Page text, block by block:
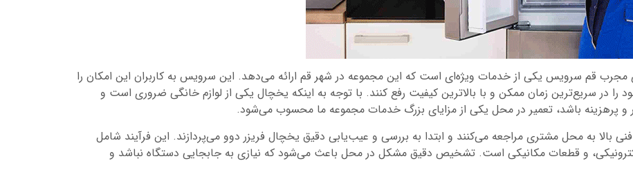
قم سرویس یکی از خدمات ویژه‌ای است که این مجموعه در شهر قم ارائه می‌دهد. این سرویس به کاربران این امکان را
در سریع‌ترین زمان ممکن و با بالاترین کیفیت رفع کنند. با توجه به اینکه یخچال یکی از لوازم خانگی ضروری است و
و پرهزینه باشد، تعمیر در محل یکی از مزایای بزرگ خدمات مجموعه ما محسوب می‌شود.
به محل مشتری مراجعه می‌کنند و ابتدا به بررسی و عیب‌یابی دقیق یخچال فریزر دوو می‌پردازند. این فرآیند شامل
و قطعات مکانیکی است. تشخیص دقیق مشکل در محل باعث می‌شود که نیازی به جابجایی دستگاه نباشد و